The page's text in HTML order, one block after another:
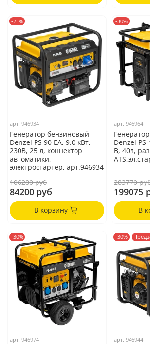
-21%
арт.946934
Генератор бензиновый
Denzel PS 90 EA, 9.0 кВт,
230В, 25 л, коннектор
автоматики,
электростартер, арт.946934
106280 руб
84200 руб
В корзину
-30%
арт.946964
Denzel
В, 40л,
283770
199075
В
-30%
арт.946974
-30%
арт.946944